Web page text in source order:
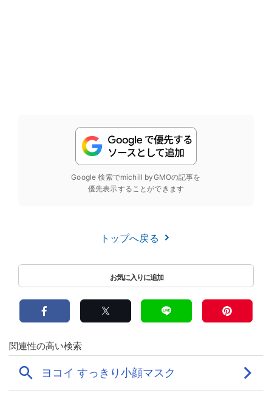
Google 検索でmichill byGMOの記事を
優先表示することができます
トップへ戻る